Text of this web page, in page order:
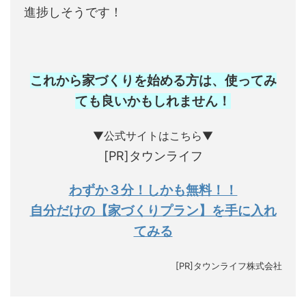
進捗しそうです！
これから家づくりを始める方は、使ってみ
ても良いかもしれません ！
▼公式サイトはこちら▼
[PR]タウンライフ
わずか３分！しかも無料！！
自分だけの【家づくりプラン】を手に入れ
てみる
[PR]タウンライフ株式会社